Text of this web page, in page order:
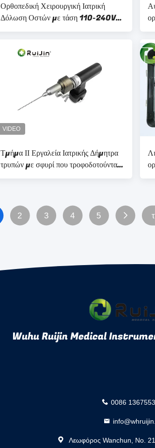
Ορθοπεδική Χειρουργική Ιατρική
Δόλωση Οστών με τάση 110-240V
και Η μπαταρία Λιθίου
Τμήμα ΙΙ Εργαλεία Ιατρικής Δήμητρα
τρυπών με σφυρί που τροφοδοτούνται
από μπαταρία λιθίου
2 3 4 5
Wuhu Ruijin Medical
0086
Λεωφόρος Wanchun, Νο.